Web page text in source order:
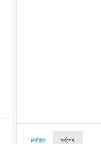
নির্বাচিত সর্বশেষ